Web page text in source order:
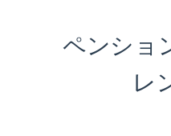
ペンショ
レ